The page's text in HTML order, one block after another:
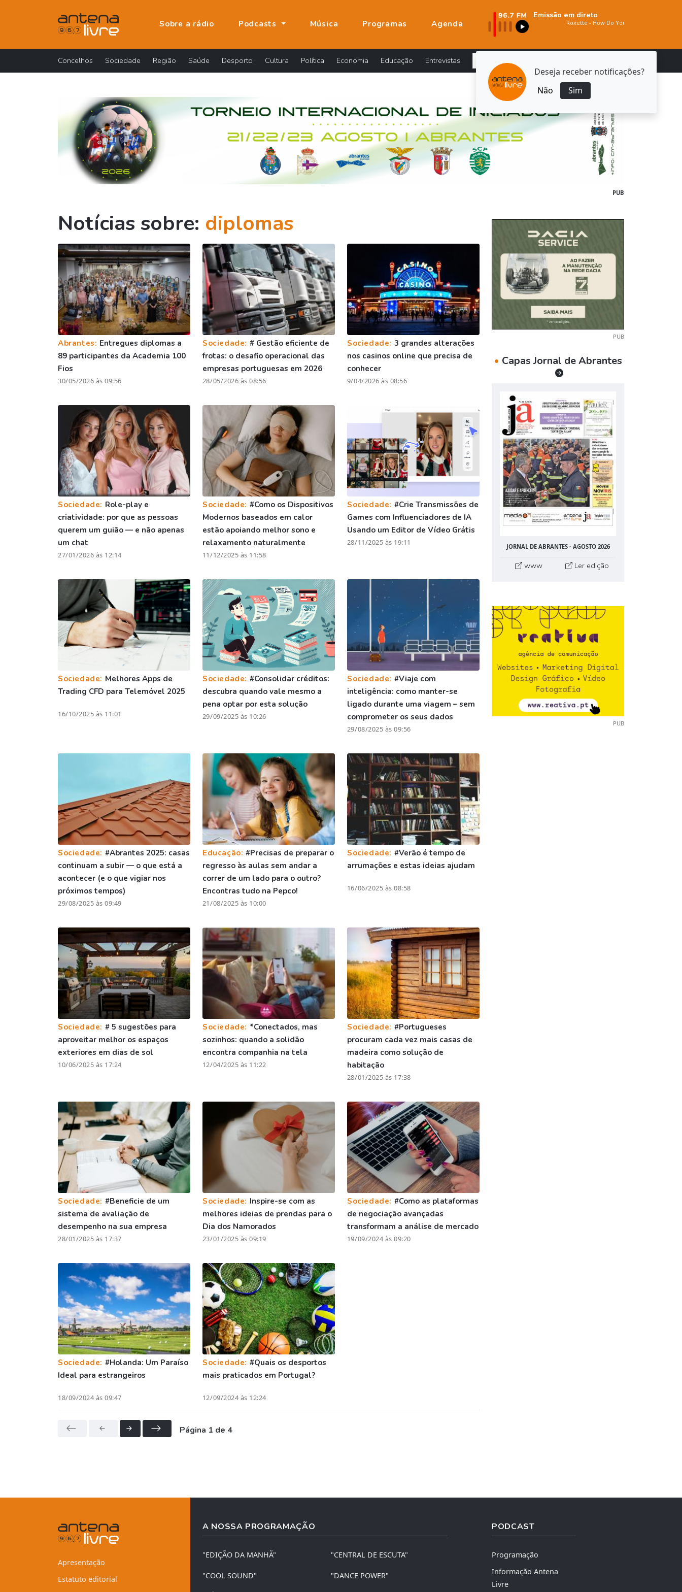
Deseja receber notificações?
Não
Sim
Sobre a rádio Podcasts Música Programas Agenda
Emissão em direto
Concelhos Sociedade Região Saúde Desporto Cultura Política Economia Educação Entrevistas
PUB
Notícias sobre: diplomas
Abrantes: Entregues diplomas a
89 participantes da Academia 100
Fios
30/05/2026 às 09:56
Sociedade: # Gestão eficiente de
frotas: o desafio operacional das
empresas portuguesas em 2026
28/05/2026 às 08:56
Sociedade: 3 grandes alterações
nos casinos online que precisa de
conhecer
9/04/2026 às 08:56
Sociedade: Role-play e
criatividade: por que as pessoas
querem um guião — e não apenas
um chat
27/01/2026 às 12:14
Sociedade: #Como os Dispositivos
Modernos baseados em calor
estão apoiando melhor sono e
relaxamento naturalmente
11/12/2025 às 11:58
Sociedade: #Crie Transmissões de
Games com Influenciadores de IA
Usando um Editor de Vídeo Grátis
28/11/2025 às 19:11
Sociedade: Melhores Apps de
Trading CFD para Telemóvel 2025
16/10/2025 às 11:01
Sociedade: #Consolidar créditos:
descubra quando vale mesmo a
pena optar por esta solução
29/09/2025 às 10:26
Sociedade: #Viaje com
inteligência: como manter-se
ligado durante uma viagem – sem
comprometer os seus dados
29/08/2025 às 09:56
Sociedade: #Abrantes 2025: casas
continuam a subir — o que está a
acontecer (e o que vigiar nos
próximos tempos)
29/08/2025 às 09:49
Educação:#Precisas de preparar o
regresso às aulas sem andar a
correr de um lado para o outro?
Encontras tudo na Pepco!
21/08/2025 às 10:00
Sociedade: #Verão é tempo de
arrumações e estas ideias ajudam
16/06/2025 às 08:58
Sociedade: # 5 sugestões para
aproveitar melhor os espaços
exteriores em dias de sol
10/06/2025 às 17:24
Sociedade: *Conectados, mas
sozinhos: quando a solidão
encontra companhia na tela
12/04/2025 às 11:22
Sociedade: #Portugueses
procuram cada vez mais casas de
madeira como solução de
habitação
28/01/2025 às 17:38
Sociedade: #Beneficie de um
sistema de avaliação de
desempenho na sua empresa
28/01/2025 às 17:37
Sociedade: Inspire-se com as
melhores ideias de prendas para o
Dia dos Namorados
23/01/2025 às 09:19
Sociedade: #Como as plataformas
de negociação avançadas
transformam a análise de mercado
19/09/2024 às 09:20
Sociedade: #Holanda: Um Paraíso
Ideal para estrangeiros
18/09/2024 às 09:47
Sociedade: #Quais os desportos
mais praticados em Portugal?
12/09/2024 às 12:24
Página 1 de 4
PUB
• Capas Jornal de Abrantes
JORNAL DE ABRANTES - AGOSTO 2026
www Ler edição
PUB
Apresentação
Estatuto editorial
A NOSSA PROGRAMAÇÃO
"EDIÇÃO DA MANHÃ" "CENTRAL DE ESCUTA"
"COOL SOUND" "DANCE POWER"
PODCAST
Programação
Informação Antena
Livre